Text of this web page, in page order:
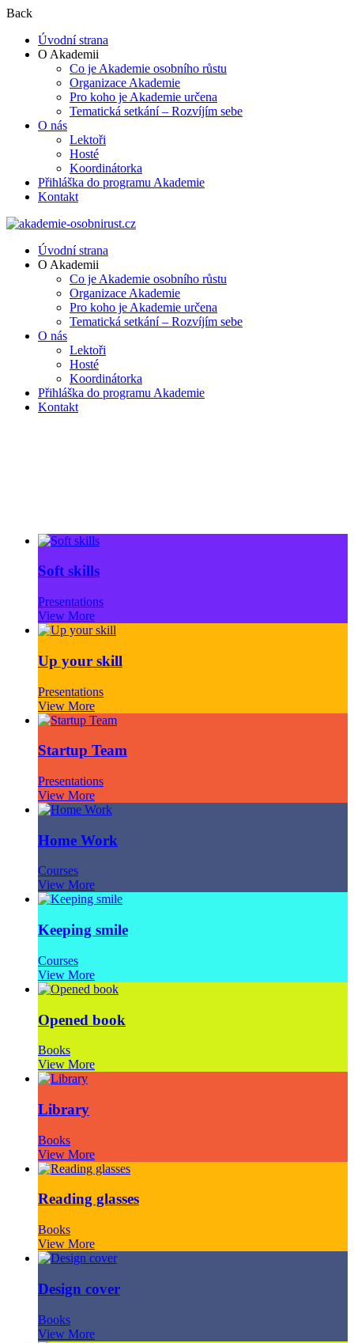
Back
Úvodní strana
O Akademii
Co je Akademie osobního růstu
Organizace Akademie
Pro koho je Akademie určena
Tematická setkání – Rozvíjím sebe
O nás
Lektoři
Hosté
Koordinátorka
Přihláška do programu Akademie
Kontakt
Úvodní strana
O Akademii
Co je Akademie osobního růstu
Organizace Akademie
Pro koho je Akademie určena
Tematická setkání – Rozvíjím sebe
O nás
Lektoři
Hosté
Koordinátorka
Přihláška do programu Akademie
Kontakt
Soft skills
Presentations
View More
Up your skill
Presentations
View More
Startup Team
Presentations
View More
Home Work
Courses
View More
Keeping smile
Courses
View More
Opened book
Books
View More
Library
Books
View More
Reading glasses
Books
View More
Design cover
Books
View More